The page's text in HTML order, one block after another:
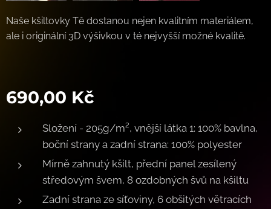
Naše kšiltovky Tě dostanou nejen kvalitním materiálem,
ale i originální 3D výšivkou v té nejvyšší možné kvalitě.
690,00 Kč
Složení - 205g/m², vnější látka 1: 100% bavlna,
boční strany a zadní strana: 100% polyester
Mírně zahnutý kšilt, přední panel zesílený
středovým švem, 8 ozdobných švů na kšiltu
Zadní strana ze síťoviny, 6 obšitých větracích